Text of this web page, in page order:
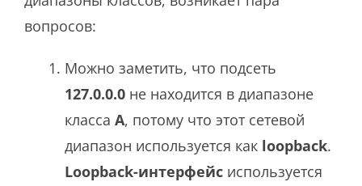
вопросов:
Можно заметить, что подсеть
127.0.0.0 не находится в диапазоне
класса А, потому что этот сетевой
диапазон используется как loopback.
Loopback-интерфейс используется